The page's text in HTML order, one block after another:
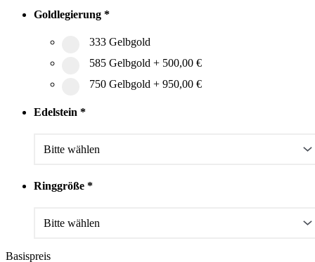
Goldlegierung *
333 Gelbgold
585 Gelbgold + 500,00 €
750 Gelbgold + 950,00 €
Edelstein *
Ringgröße *
Basispreis